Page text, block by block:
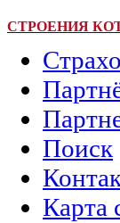
СТРОЕНИЯ
Поиск
Карта